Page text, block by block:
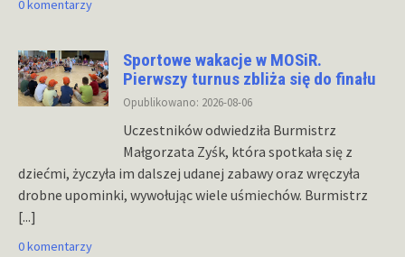
0 komentarzy
Sportowe wakacje w MOSiR.
Pierwszy turnus zbliża się do finału
Opublikowano: 2026-08-06
Uczestników odwiedziła Burmistrz
Małgorzata Zyśk, która spotkała się z
dziećmi, życzyła im dalszej udanej zabawy oraz wręczyła
drobne upominki, wywołując wiele uśmiechów. Burmistrz
[...]
0 komentarzy